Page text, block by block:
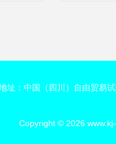
址：中国（四川）自由贸易
Copyright © 2026